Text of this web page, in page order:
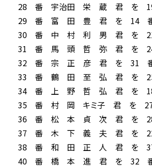
28 番 宇治田 栄 蔵 君 を
29 番 富 田 豊 君 を 14
30 番 中 村 利 男 君 を
31 番 馬 頭 哲 弥 君 を
32 番 宗 正 彦 君 を 31
33 番 鶴 田 至 弘 君 を
34 番 上 野 哲 弘 君 を
35 番 村 岡 キミ子 君 を
36 番 松 本 貞 次 君 を
37 番 木 下 義 夫 君 を
38 番 和 田 正 人 君 を
40 番 橋 本 進 君 を 32